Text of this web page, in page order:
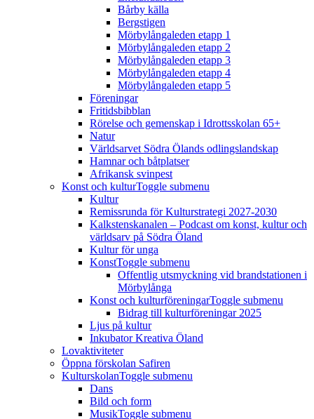
Bårby källa
Bergstigen
Mörbylångaleden etapp 1
Mörbylångaleden etapp 2
Mörbylångaleden etapp 3
Mörbylångaleden etapp 4
Mörbylångaleden etapp 5
Föreningar
Fritidsbibblan
Rörelse och gemenskap i Idrottsskolan 65+
Natur
Världsarvet Södra Ölands odlingslandskap
Hamnar och båtplatser
Afrikansk svinpest
Konst och kulturToggle submenu
Kultur
Remissrunda för Kulturstrategi 2027-2030
Kalkstenskanalen – Podcast om konst, kultur och
världsarv på Södra Öland
Kultur för unga
KonstToggle submenu
Offentlig utsmyckning vid brandstationen i
Mörbylånga
Konst och kulturföreningarToggle submenu
Bidrag till kulturföreningar 2025
Ljus på kultur
Inkubator Kreativa Öland
Lovaktiviteter
Öppna förskolan Safiren
KulturskolanToggle submenu
Dans
Bild och form
MusikToggle submenu